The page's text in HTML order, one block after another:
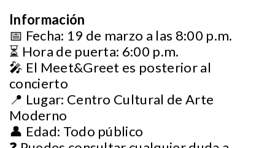
Información
📅 Fecha: 19 de marzo a las 8:00 p.m.
⏳ Hora de puerta: 6:00 p.m.
🎤 El Meet&Greet es posterior al
concierto
📍 Lugar: Centro Cultural de Arte
Moderno
👤 Edad: Todo público